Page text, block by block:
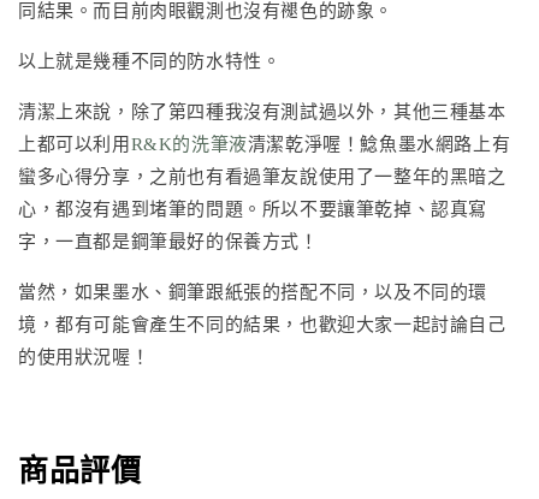
同結果。而目前肉眼觀測也沒有褪色的跡象。
以上就是幾種不同的防水特性。
清潔上來說，除了第四種我沒有測試過以外，其他三種基本
上都可以利用R&K的洗筆液清潔乾淨喔！鯰魚墨水網路上有
蠻多心得分享，之前也有看過筆友說使用了一整年的黑暗之
心，都沒有遇到堵筆的問題。所以不要讓筆乾掉、認真寫
字，一直都是鋼筆最好的保養方式！
當然，如果墨水、鋼筆跟紙張的搭配不同，以及不同的環
境，都有可能會產生不同的結果，也歡迎大家一起討論自己
的使用狀況喔！
商品評價